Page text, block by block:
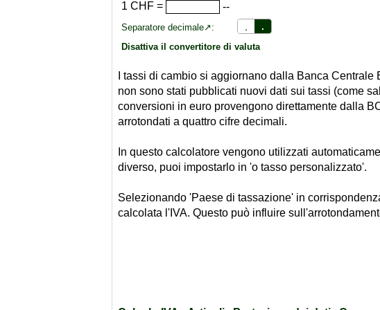
1 CHF = --
Separatore decimale↗: .
Disattiva il convertitore di valuta
I tassi di cambio si aggiornano dalla Banca
non sono stati pubblicati nuovi dati sui tassi (come
conversioni in euro provengono direttamente dalla
arrotondati a quattro cifre decimali.
In questo calcolatore vengono utilizzati
diverso, puoi impostarlo in 'o tasso personalizzato'.
Selezionando 'Paese di tassazione' in
calcolata l'IVA. Questo può influire